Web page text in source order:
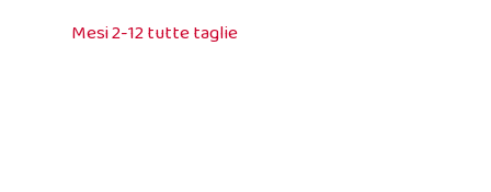
Mesi 2-12 tutte taglie